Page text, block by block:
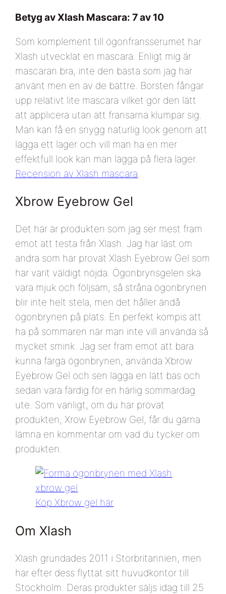
Betyg av Xlash Mascara: 7 av 10
Som komplement till ögonfransserumet har
Xlash utvecklat en mascara. Enligt mig är
mascaran bra, inte den bästa som jag har
använt men en av de bättre. Borsten fångar
upp relativt lite mascara vilket gör den lätt
att applicera utan att fransarna klumpar sig.
Man kan få en snygg naturlig look genom att
lägga ett lager och vill man ha en mer
effektfull look kan man lägga på flera lager.
Recension av Xlash mascara.
Xbrow Eyebrow Gel
Det här är produkten som jag ser mest fram
emot att testa från Xlash. Jag har läst om
andra som har provat Xlash Eyebrow Gel som
har varit väldigt nöjda. Ögonbrynsgelen ska
vara mjuk och följsam, så stråna ögonbrynen
blir inte helt stela, men det håller ändå
ögonbrynen på plats. En perfekt kompis att
ha på sommaren när man inte vill använda så
mycket smink. Jag ser fram emot att bara
kunna färga ögonbrynen, använda Xbrow
Eyebrow Gel och sen lägga en lätt bas och
sedan vara färdig för en härlig sommardag
ute. Som vanligt, om du har provat
produkten, Xrow Eyebrow Gel, får du gärna
lämna en kommentar om vad du tycker om
produkten.
Köp Xbrow gel här
Om Xlash
Xlash grundades 2011 i Storbritannien, men
har efter dess flyttat sitt huvudkontor till
Stockholm. Deras produkter säljs idag till 25